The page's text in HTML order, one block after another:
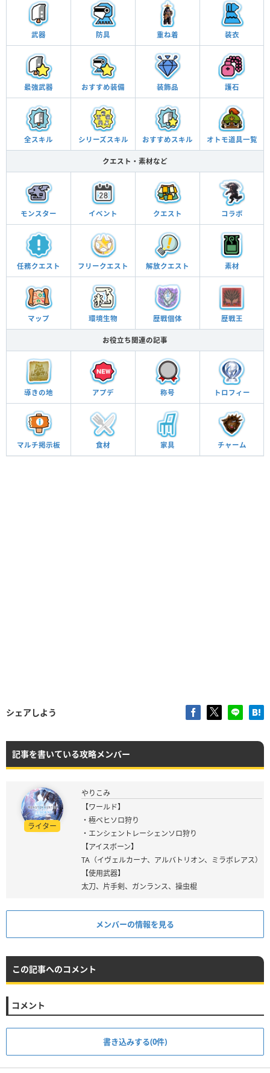
武器 防具 重ね着 装衣
最強武器 おすすめ装備 装飾品 護石
全スキル シリーズ スキル おすすめ スキル オトモ道具一覧
クエスト・素材など
モンスター イベント クエスト コラボ
任務クエスト フリークエスト 解放クエスト 素材
マップ 環境生物 歴戦個体 歴戦王
お役立ち関連の記事
導きの地 アプデ 称号 トロフィー
マルチ掲示板 食材 家具 チャーム
シェアしよう
記事を書いている攻略メンバー
ライター
やりこみ
【ワールド】
・極ベヒソロ狩り
・エンシェントレーシェンソロ狩り
【アイスボーン】
TA（イヴェルカーナ、アルバトリオン、ミラボレアス）
【使用武器】
太刀、片手剣、ガンランス、操虫棍
メンバーの情報を見る
この記事へのコメント
コメント
書き込みする(0件)